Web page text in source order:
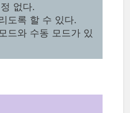
없다.
도록 할 수 있다.
드와 수동 모드가 있